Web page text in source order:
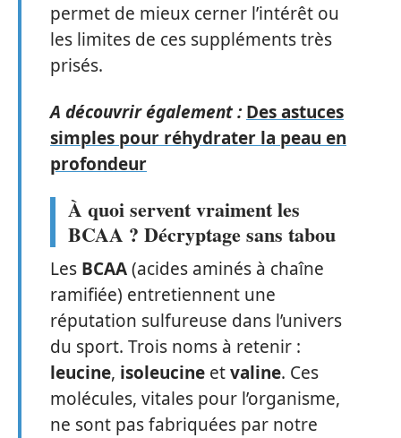
permet de mieux cerner l’intérêt ou
les limites de ces suppléments très
prisés.
A découvrir également : Des astuces
simples pour réhydrater la peau en
profondeur
À quoi servent vraiment les
BCAA ? Décryptage sans tabou
Les BCAA(acides aminés à chaîne
ramifiée) entretiennent une
réputation sulfureuse dans l’univers
du sport. Trois noms à retenir :
leucine, isoleucine etvaline. Ces
molécules, vitales pour l’organisme,
ne sont pas fabriquées par notre